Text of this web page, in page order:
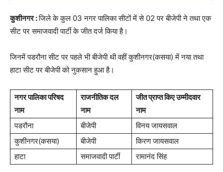
कुशीनगर :जिले के कुल 03 नगर पालिका सीटों में से 02 पर बीजेपी ने तथा एक
सीट पर समाजवादी पार्टी के जीत दर्ज किया है।
जिनमें पडरौना सीट पर पहले भी बीजेपी थी वहीं कुशीनगर(कसया) में नया तथा
हाटा सीट पर बीजेपी को नुकसान हुआ है।
नगर पालिका परिषद
नाम
राजनीतिक दल
नाम
जीत प्राप्त किए उम्मीदवार
नाम
पडरौना
बीजेपी
विनय जायसवाल
कुशीनगर(कसया)
बीजेपी
किरण जायसवाल
हाटा
समाजवादी पार्टी रामानंद सिंह